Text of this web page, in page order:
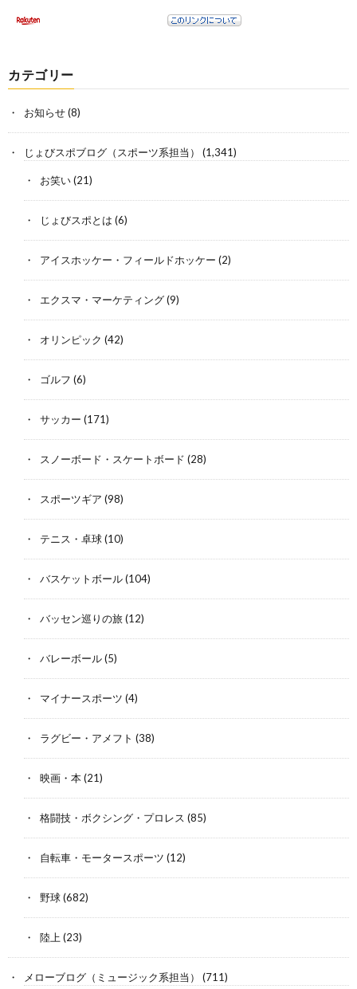
カテゴリー
お知らせ(8)
じょびスポブログ（スポーツ系担当） (1,341)
お笑い(21)
じょびスポとは (6)
アイスホッケー・フィールドホッケー (2)
エクスマ・マーケティング(9)
オリンピック (42)
ゴルフ (6)
サッカー (171)
スノーボード・スケートボード (28)
スポーツギア (98)
テニス・卓球(10)
バスケットボール(104)
バッセン巡りの旅(12)
バレーボール(5)
マイナースポーツ (4)
ラグビー・アメフト (38)
映画・本(21)
格闘技・ボクシング・プロレス (85)
自転車・モータースポーツ (12)
野球(682)
陸上 (23)
メローブログ（ミュージック系担当） (711)